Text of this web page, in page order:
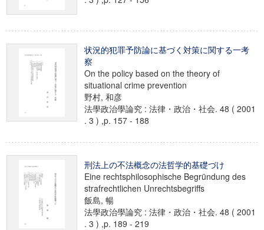
状況的犯罪予防論に基づく対策に関する一考
察
On the policy based on the theory of
situational crime prevention
野村, 和彦
法學政治學論究 : 法律・政治・社会. 48 ( 2001
. 3 ) ,p. 157 - 188
刑法上の不法概念の法哲学的基礎づけ
Eine rechtsphilosophische Begründung des
strafrechtlichen Unrechtsbegriffs
飯島, 暢
法學政治學論究 : 法律・政治・社会. 48 ( 2001
. 3 ) ,p. 189 - 219